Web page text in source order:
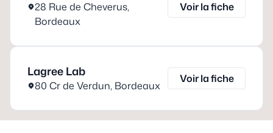
28 Rue de Cheverus,
Bordeaux
Voir la fiche
Lagree Lab
80 Cr de Verdun, Bordeaux
Voir la fiche